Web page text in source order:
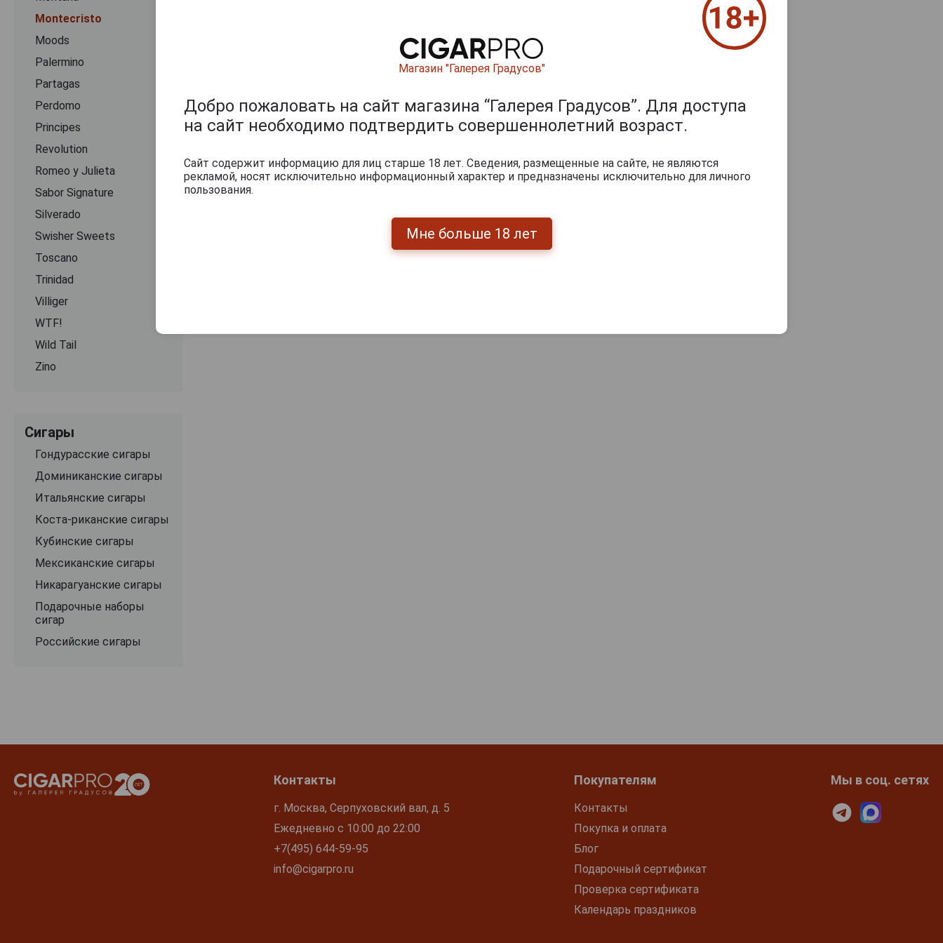
Montecristo
Moods
Palermino
Partagas
Perdomo
Principes
Revolution
Romeo y Julieta
Sabor Signature
Silverado
Swisher Sweets
Toscano
Trinidad
Villiger
WTF!
Wild Tail
Zino
Сигары
Гондурасские сигары
Доминиканские сигары
Итальянские сигары
Коста-риканские сигары
Кубинские сигары
Мексиканские сигары
Никарагуанские сигары
Подарочные наборы
сигар
Российские сигары
Контакты
г. Москва, Серпуховский вал, д. 5
Ежедневно с 10:00 до 22:00
+7(495) 644-59-95
info@cigarpro.ru
Покупателям
Контакты
Покупка и оплата
Блог
Подарочный сертификат
Проверка сертификата
Календарь праздников
Мы в соц. сетях
Магазин "Галерея Градусов"
Добро пожаловать на сайт магазина “Галерея Градусов”. Для доступа
на сайт необходимо подтвердить совершеннолетний возраст.
Сайт содержит информацию для лиц старше 18 лет. Сведения, размещенные на сайте, не являются
рекламой, носят исключительно информационный характер и предназначены исключительно для личного
пользования.
Мне больше 18 лет